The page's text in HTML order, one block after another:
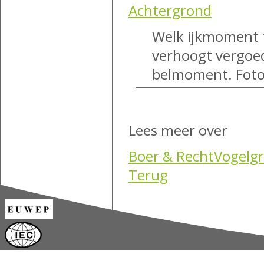
Achtergrond
Welk ijkmoment
verhoogt
belmoment.
Lees meer over
Boer & Recht
Terug